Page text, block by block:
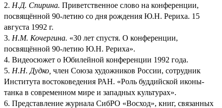
2. Н.Д. Спирина. Приветственное слово на конференции,
посвящённой 90-летию со дня рождения Ю.Н. Рериха. 15
августа 1992 г.
3. Н.М. Кочергина. «30 лет спустя. О конференции,
посвящённой 90-летию Ю.Н. Рериха».
4. Видеосюжет о Юбилейной конференции 1992 года.
5. Н.Н. Дудко, член Союза художников России, сотрудник
Института востоковедения РАН. «Роль буддийской иконы-
танка в современном мире и западных культурах».
6. Представление журнала СибРО «Восход», книг, связанных